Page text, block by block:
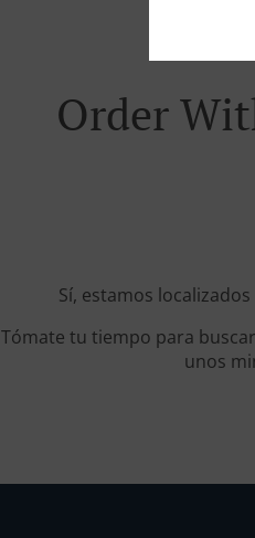
Order
Sí, estamos
Tómate tu tiempo para
unos